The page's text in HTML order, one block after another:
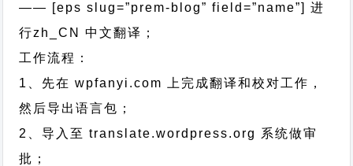
—— [eps slug=”prem-blog” field=”name”]进
行zh_CN
中文翻译；
工作流程：
1、先在 wpfanyi.com 上完成翻译和校对工作，
然后导出语言包；
2、导入至 translate.wordpress.org 系统做审
批；